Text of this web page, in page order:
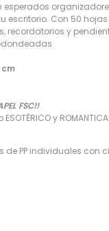
esperados
escritorio. Con 50
recordatorios y
cm
FSC!!
y ROMANTICA.
de PP individuales con